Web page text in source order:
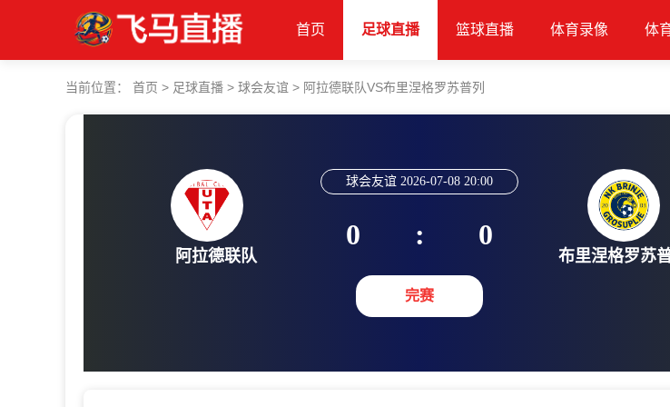
首页 足球直播 篮球直播 体育录像 体
当前位置： 首页 > 足球直播 > 球会友谊 > 阿拉德联队VS布里涅格罗苏普列
阿拉德联队
球会友谊 2026-07-08 20:00
0 : 0
完赛
布里涅格罗苏